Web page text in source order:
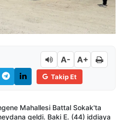
A- A+
Takip Et
Mahallesi Battal Sokak'ta
geldi. Baki E. (44) iddiaya